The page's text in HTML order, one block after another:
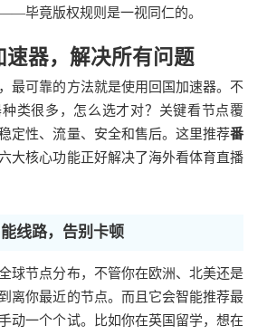
毕竟版权规则是一视同仁的。
速器，解决所有问题
最可靠的方法就是使用回国加速器。不
类很多，怎么选才对？关键看节点覆
定性、流量、安全和售后。这里推荐番
大核心功能正好解决了海外看体育直播
线路，告别卡顿
球节点分布，不管你在欧洲、北美还是
离你最近的节点。而且它会智能推荐最
动一个个试。比如你在英国留学，想在